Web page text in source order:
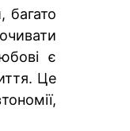
багато
є
Це